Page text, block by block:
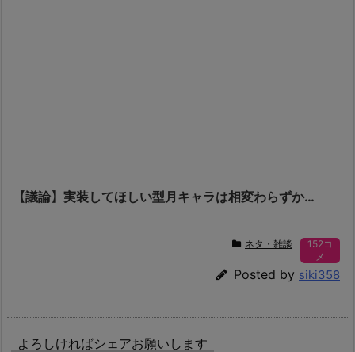
【議論】実装してほしい型月キャラは相変わらずか…
ネタ・雑談
152コ
メ
Posted by siki358
よろしければシェアお願いします